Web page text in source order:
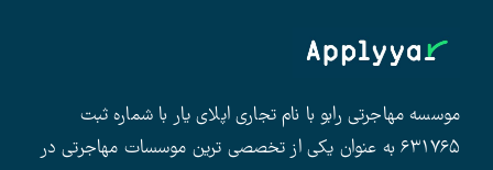
موسسه مهاجرتی رابو با نام تجاری اپلای یار با شماره ثبت
۶۳۱۷۶۵ به عنوان یکی از تخصصی ترین موسسات مهاجرتی در